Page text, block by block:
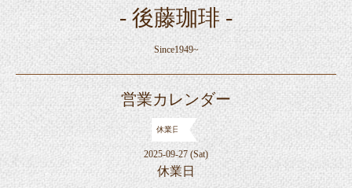
- 後藤珈琲 -
Since1949~
営業カレンダー
休業日
2025-09-27 (Sat)
休業日